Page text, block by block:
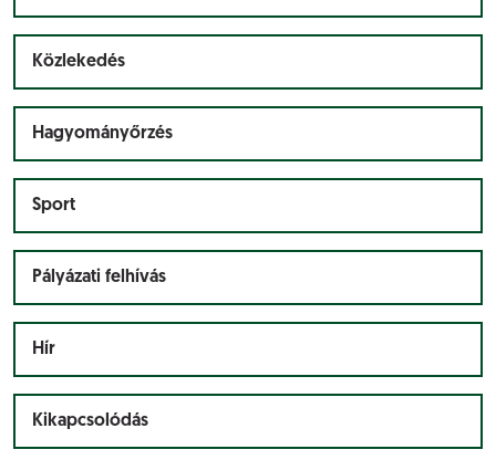
Közlekedés
Hagyományőrzés
Sport
Pályázati felhívás
Hír
Kikapcsolódás